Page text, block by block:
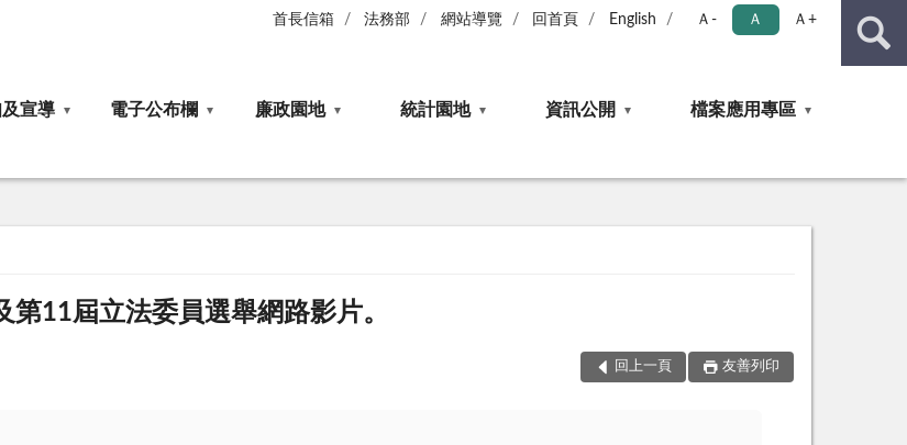
首長信箱 法務部 網站導覽 回首頁 English Ａ- Ａ Ａ+
宣導 電子公布欄 廉政園地 統計園地 資訊公開 檔案應用專區
第11屆立法委員選舉網路影片。
回上一頁 友善列印